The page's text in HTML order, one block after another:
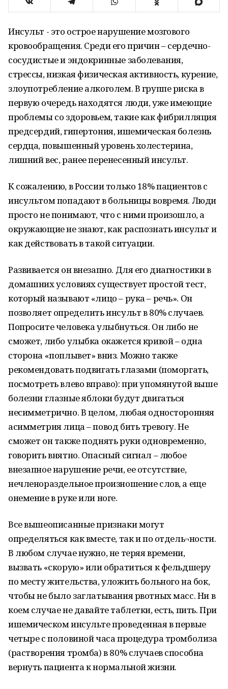
Инсульт - это острое нарушение мозгового
кровообращения. Среди его причин – сердечно-
сосудистые и эндокринные заболевания,
стрессы, низкая физическая активность, курение,
злоупотребление алкоголем. В группе риска в
первую очередь находятся люди, уже имеющие
проблемы со здоровьем, такие как фибрилляция
предсердий, гипертония, ишемическая болезнь
сердца, повышенный уровень холестерина,
лишний вес, ранее перенесенный инсульт.
К сожалению, в России только 18% пациентов с
инсультом попадают в больницы вовремя. Люди
просто не понимают, что с ними произошло, а
окружающие не знают, как распознать инсульт и
как действовать в такой ситуации.
Развивается он внезапно. Для его диагностики в
домашних условиях существует простой тест,
который называют «лицо – рука – речь». Он
позволяет определить инсульт в 80% случаев.
Попросите человека улыбнуться. Он либо не
сможет, либо улыбка окажется кривой – одна
сторона «поплывет» вниз. Можно также
рекомендовать подвигать глазами (поморгать,
посмотреть влево вправо): при упомянутой выше
болезни глазные яблоки будут двигаться
несимметрично. В целом, любая односторонняя
асимметрия лица – повод бить тревогу. Не
сможет он также поднять руки одновременно,
говорить внятно. Опасный сигнал – любое
внезапное нарушение речи, ее отсутствие,
нечленораздельное произношение слов, а еще
онемение в руке или ноге.
Все вышеописанные признаки могут
определяться как вместе, так и по отдель¬ности.
В любом случае нужно, не теряя времени,
вызвать «скорую» или обратиться к фельдшеру
по месту жительства, уложить больного на бок,
чтобы не было заглатывания рвотных масс. Ни в
коем случае не давайте таблетки, есть, пить. При
ишемическом инсульте проведенная в первые
четыре с половиной часа процедура тромболиза
(растворения тромба) в 80% случаев способна
вернуть пациента к нормальной жизни.